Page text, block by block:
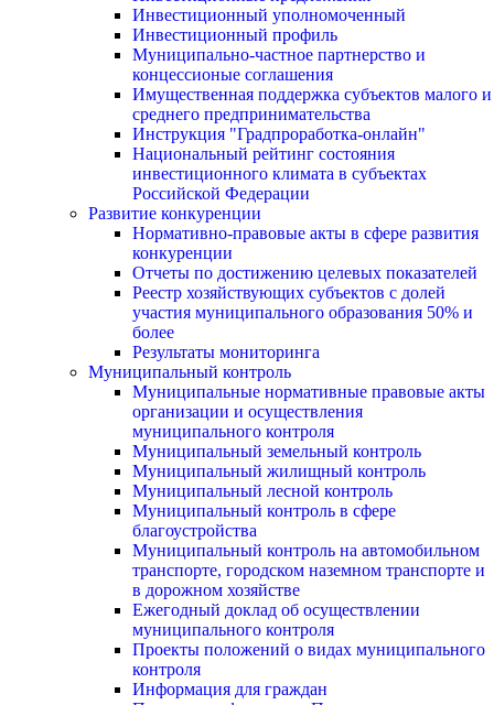
Инвестиционный уполномоченный
Инвестиционный профиль
Муниципально-частное партнерство и
концессионые соглашения
Имущественная поддержка субъектов малого и
среднего предпринимательства
Инструкция "Градпроработка-онлайн"
Национальный рейтинг состояния
инвестиционного климата в субъектах
Российской Федерации
Развитие конкуренции
Нормативно-правовые акты в сфере развития
конкуренции
Отчеты по достижению целевых показателей
Реестр хозяйствующих субъектов с долей
участия муниципального образования 50% и
более
Результаты мониторинга
Муниципальный контроль
Муниципальные нормативные правовые акты
организации и осуществления
муниципального контроля
Муниципальный земельный контроль
Муниципальный жилищный контроль
Муниципальный лесной контроль
Муниципальный контроль в сфере
благоустройства
Муниципальный контроль на автомобильном
транспорте, городском наземном транспорте и
в дорожном хозяйстве
Ежегодный доклад об осуществлении
муниципального контроля
Проекты положений о видах муниципального
контроля
Информация для граждан